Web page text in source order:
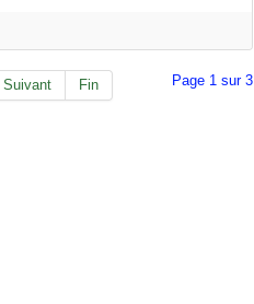
Page 1 sur 3
Suivant Fin